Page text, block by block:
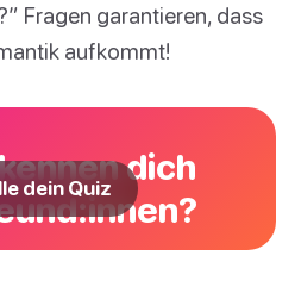
Fragen garantieren, dass
aufkommt!
dich
dein Quiz